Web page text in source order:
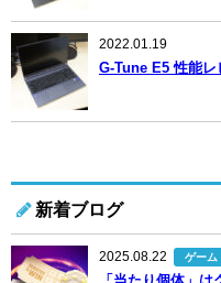
2022.01.19
G-Tune E5 性能レ
新着ブログ
2025.08.22 ゲーム